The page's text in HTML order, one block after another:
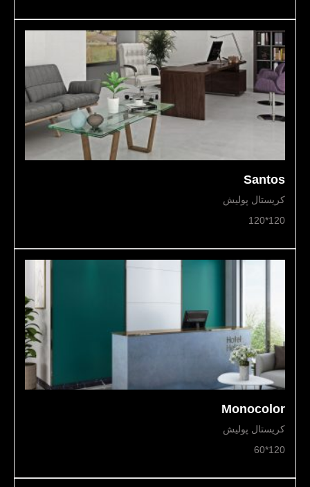
Santos
کریستال پولیش
120*120
Monocolor
کریستال پولیش
120*60